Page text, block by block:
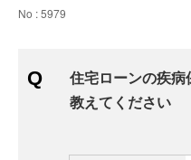
No : 5979
住宅ローンの疾
教えてください